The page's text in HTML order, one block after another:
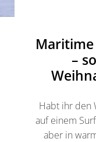
–
Habt ihr den
auf einem
aber in